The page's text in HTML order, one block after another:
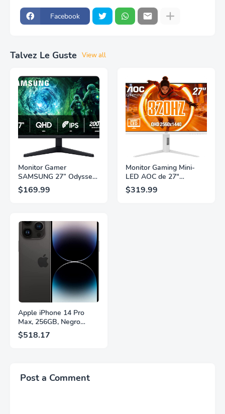
Facebook
Talvez Le Guste View all
Monitor Gamer
SAMSUNG 27” Odyssey
G5 G53F con Resolución
QHD, HDR10,
Panel IPS, AMD
FreeSync™ Premium,
Ecualizador Negro,
Cambio Automático de
Fuente,
LS27FG532ENXZA
$169.99
Monitor Gaming Mini-
LED AOC de 27"
Pulgadas, QHD
2560×1440, 320Hz, 1ms
$319.99
Apple iPhone 14 Pro
Max, 256GB, Negro
Espacial - Desbloqueado
(Renovado)
$518.17
Post a Comment